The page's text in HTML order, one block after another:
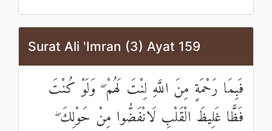
Surat Ali 'Imran (3) Ayat 159
فَبِمَا رَحْمَةٍ مِنَ اللَّهِ لِنْتَ لَهُمْ ۖ وَلَوْ كُنْتَ
فَظًّا غَلِيظَ الْقَلْبِ لَانْفَضُّوا مِنْ حَوْلِكَ ۖ